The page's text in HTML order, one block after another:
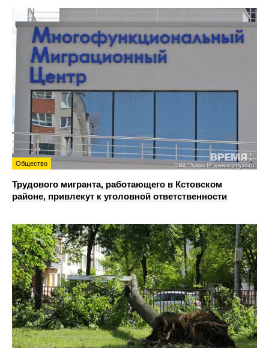
Общество
Трудового мигранта, работающего в Кстовском
районе, привлекут к уголовной ответственности